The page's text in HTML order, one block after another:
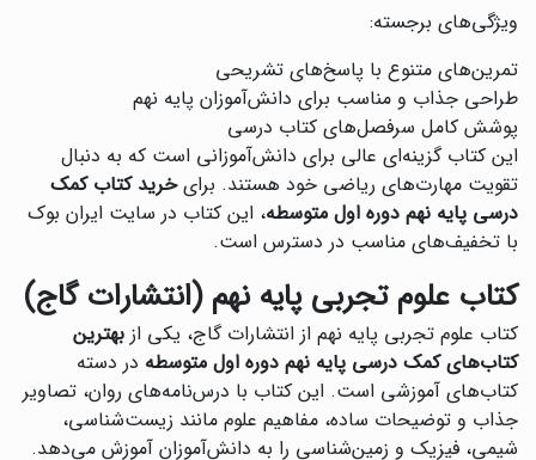
ویژگی‌های برجسته:
تمرین‌های متنوع با پاسخ‌های تشریحی
طراحی جذاب و مناسب برای دانش‌آموزان پایه نهم
پوشش کامل سرفصل‌های کتاب درسی
این کتاب گزینه‌ای عالی برای دانش‌آموزانی است که به دنبال
تقویت مهارت‌های ریاضی خود هستند. برایخرید کتاب کمک
درسی پایه نهم دوره اول متوسطه، این کتاب در سایت ایران بوک
با تخفیف‌های مناسب در دسترس است.
کتاب علوم تجربی پایه نهم (انتشارات گاج)
کتاب علوم تجربی پایه نهم از انتشارات گاج، یکی از بهترین
کتاب‌های کمک درسی پایه نهم دوره اول متوسطه در دسته
کتاب‌های آموزشی است. این کتاب با درس‌نامه‌های روان، تصاویر
جذاب و توضیحات ساده، مفاهیم علوم مانند زیست‌شناسی،
شیمی، فیزیک و زمین‌شناسی را به دانش‌آموزان آموزش می‌دهد.